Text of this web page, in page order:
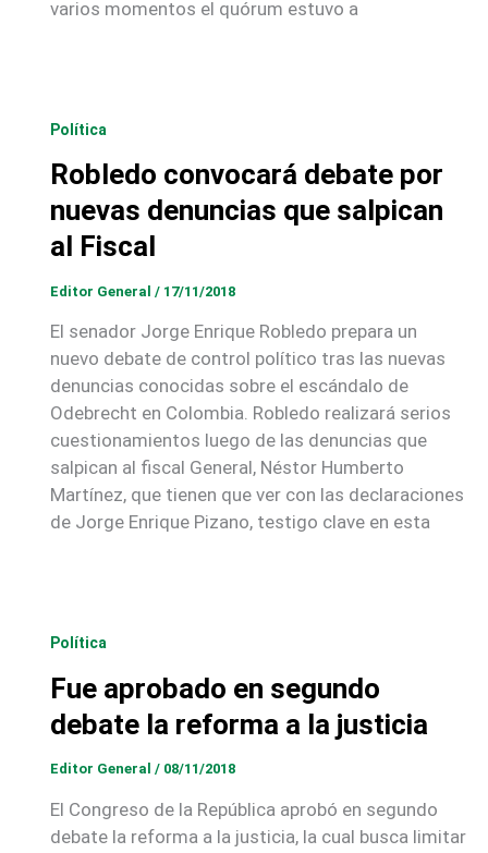
varios momentos el quórum estuvo a
Política
Robledo convocará debate por
nuevas denuncias que salpican
al Fiscal
Editor General / 17/11/2018
El senador Jorge Enrique Robledo prepara un
nuevo debate de control político tras las nuevas
denuncias conocidas sobre el escándalo de
Odebrecht en Colombia. Robledo realizará serios
cuestionamientos luego de las denuncias que
salpican al fiscal General, Néstor Humberto
Martínez, que tienen que ver con las declaraciones
de Jorge Enrique Pizano, testigo clave en esta
Política
Fue aprobado en segundo
debate la reforma a la justicia
Editor General / 08/11/2018
El Congreso de la República aprobó en segundo
debate la reforma a la justicia, la cual busca limitar